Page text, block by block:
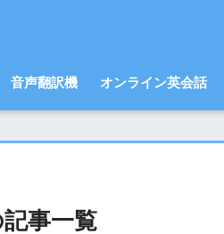
音声翻訳機 オンライン英会話
事一覧